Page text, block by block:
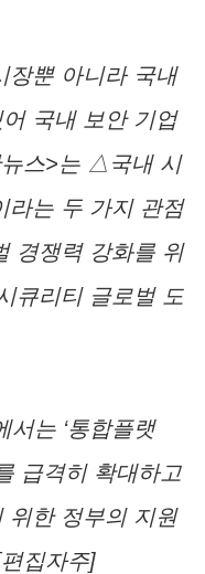
장뿐 아니라 국내
국내 보안 기업
뉴스>는 △국내 시
는 두 가지 관점
경쟁력 강화를 위
큐리티 글로벌 도
서는 ‘통합플랫
급격히 확대하고
위한 정부의 지원
집자주]